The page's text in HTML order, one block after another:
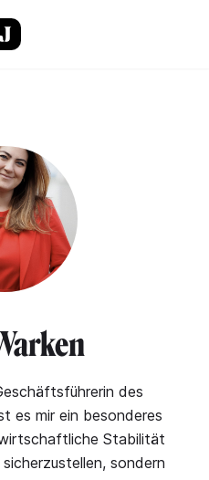
des
es mir ein besonderes
Stabilität
sondern